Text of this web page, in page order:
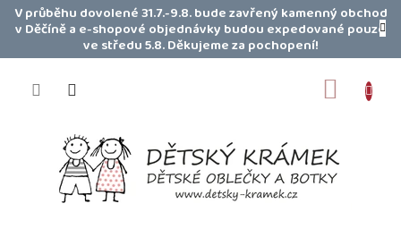
PřejítV průběhu dovolené 31.7.-9.8. bude zavřený kamenný obchod
v Děčíně a e-shopové objednávky budou expedované pouze
ve středu 5.8. Děkujeme za pochopení!